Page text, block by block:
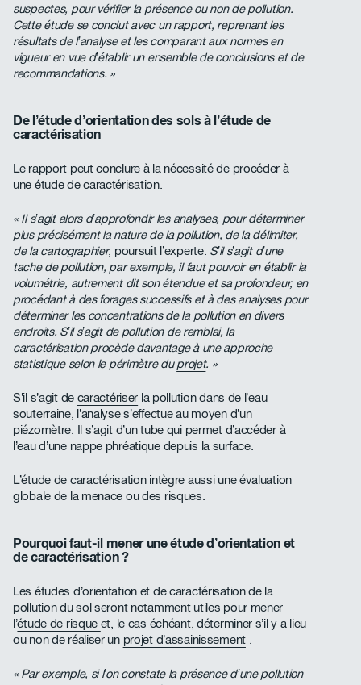
suspectes, pour vérifier la présence ou non de pollution.
Cette étude se conclut avec un rapport, reprenant les
résultats de l’analyse et les comparant aux normes en
vigueur en vue d’établir un ensemble de conclusions et de
recommandations. »
De l’étude d’orientation des sols à l’étude de
caractérisation
Le rapport peut conclure à la nécessité de procéder à
une étude de caractérisation.
« Il s’agit alors d’approfondir les analyses, pour déterminer
plus précisément la nature de la pollution, de la délimiter,
de la cartographier, poursuit l’experte. S’il s’agit d’une
tache de pollution, par exemple, il faut pouvoir en établir la
volumétrie, autrement dit son étendue et sa profondeur, en
procédant à des forages successifs et à des analyses pour
déterminer les concentrations de la pollution en divers
endroits. S’il s’agit de pollution de remblai, la
caractérisation procède davantage à une approche
statistique selon le périmètre duprojet. »
S’il s’agit de caractériser la pollution dans de l’eau
souterraine, l’analyse s’effectue au moyen d’un
piézomètre. Il s’agit d’un tube qui permet d’accéder à
l’eau d’une nappe phréatique depuis la surface.
L’étude de caractérisation intègre aussi une évaluation
globale de la menace ou des risques.
Pourquoi faut-il mener une étude d’orientation et
de caractérisation ?
Les études d’orientation et de caractérisation de la
pollution du sol seront notamment utiles pour mener
l’étude de risque et, le cas échéant, déterminer s’il y a lieu
ou non de réaliser un projet d’assainissement.
« Par exemple, si l’on constate la présence d’une pollution